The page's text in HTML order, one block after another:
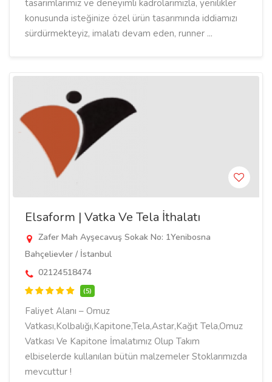
tasarımlarımız ve deneyimli kadrolarımızla, yenilikler
konusunda isteğinize özel ürün tasarımında iddiamızı
sürdürmekteyiz, imalatı devam eden, runner ...
Elsaform | Vatka Ve Tela İthalatı
Zafer Mah Ayşecavuş Sokak No: 1Yenibosna
Bahçelievler / İstanbul
02124518474
(5)
Faliyet Alanı – Omuz
Vatkası,Kolbalığı,Kapitone,Tela,Astar,Kağıt Tela,Omuz
Vatkası Ve Kapitone İmalatımız Olup Takım
elbiselerde kullanılan bütün malzemeler Stoklarımızda
mevcuttur !